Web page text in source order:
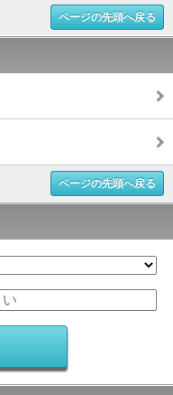
ページの先頭へ戻る
ページの先頭へ戻る